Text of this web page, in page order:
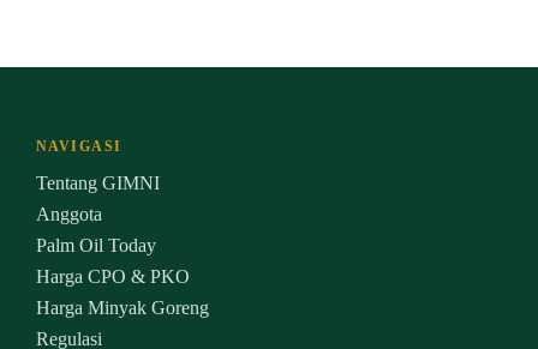
NAVIGASI
Tentang GIMNI
Anggota
Palm Oil Today
Harga CPO & PKO
Harga Minyak Goreng
Regulasi